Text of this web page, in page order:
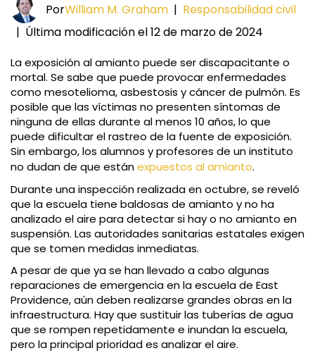
PorWilliam M. Graham | Responsabilidad civil
| Última modificación el 12 de marzo de 2024
La exposición al amianto puede ser discapacitante o
mortal. Se sabe que puede provocar enfermedades
como mesotelioma, asbestosis y cáncer de pulmón. Es
posible que las víctimas no presenten síntomas de
ninguna de ellas durante al menos 10 años, lo que
puede dificultar el rastreo de la fuente de exposición.
Sin embargo, los alumnos y profesores de un instituto
no dudan de que estánexpuestos al amianto.
Durante una inspección realizada en octubre, se reveló
que la escuela tiene baldosas de amianto y no ha
analizado el aire para detectar si hay o no amianto en
suspensión. Las autoridades sanitarias estatales exigen
que se tomen medidas inmediatas.
A pesar de que ya se han llevado a cabo algunas
reparaciones de emergencia en la escuela de East
Providence, aún deben realizarse grandes obras en la
infraestructura. Hay que sustituir las tuberías de agua
que se rompen repetidamente e inundan la escuela,
pero la principal prioridad es analizar el aire.